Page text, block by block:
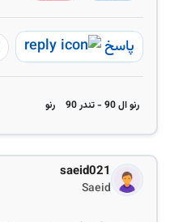
پاسخ
رنو ال 90 - تندر 90 رنو
saeid021
Saeid